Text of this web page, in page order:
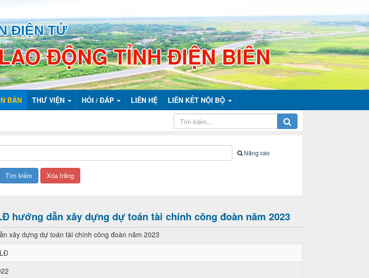
ĐIỆN TỬ
ĐỘNG TỈNH ĐIỆN BIÊN
BẢN THƯ VIỆN HỎI / ĐÁP LIÊN HỆ LIÊN KẾT NỘI BỘ
Nâng cao
hướng dẫn xây dựng dự toán tài chính công đoàn năm 2023
xây dựng dự toán tài chính công đoàn năm 2023